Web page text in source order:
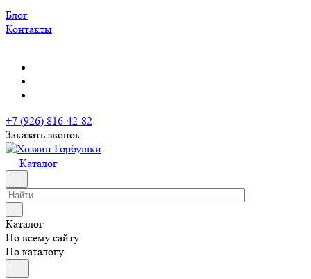
Блог
Контакты
+7 (926) 816-42-82
Заказать звонок
Каталог
Каталог
По всему сайту
По каталогу